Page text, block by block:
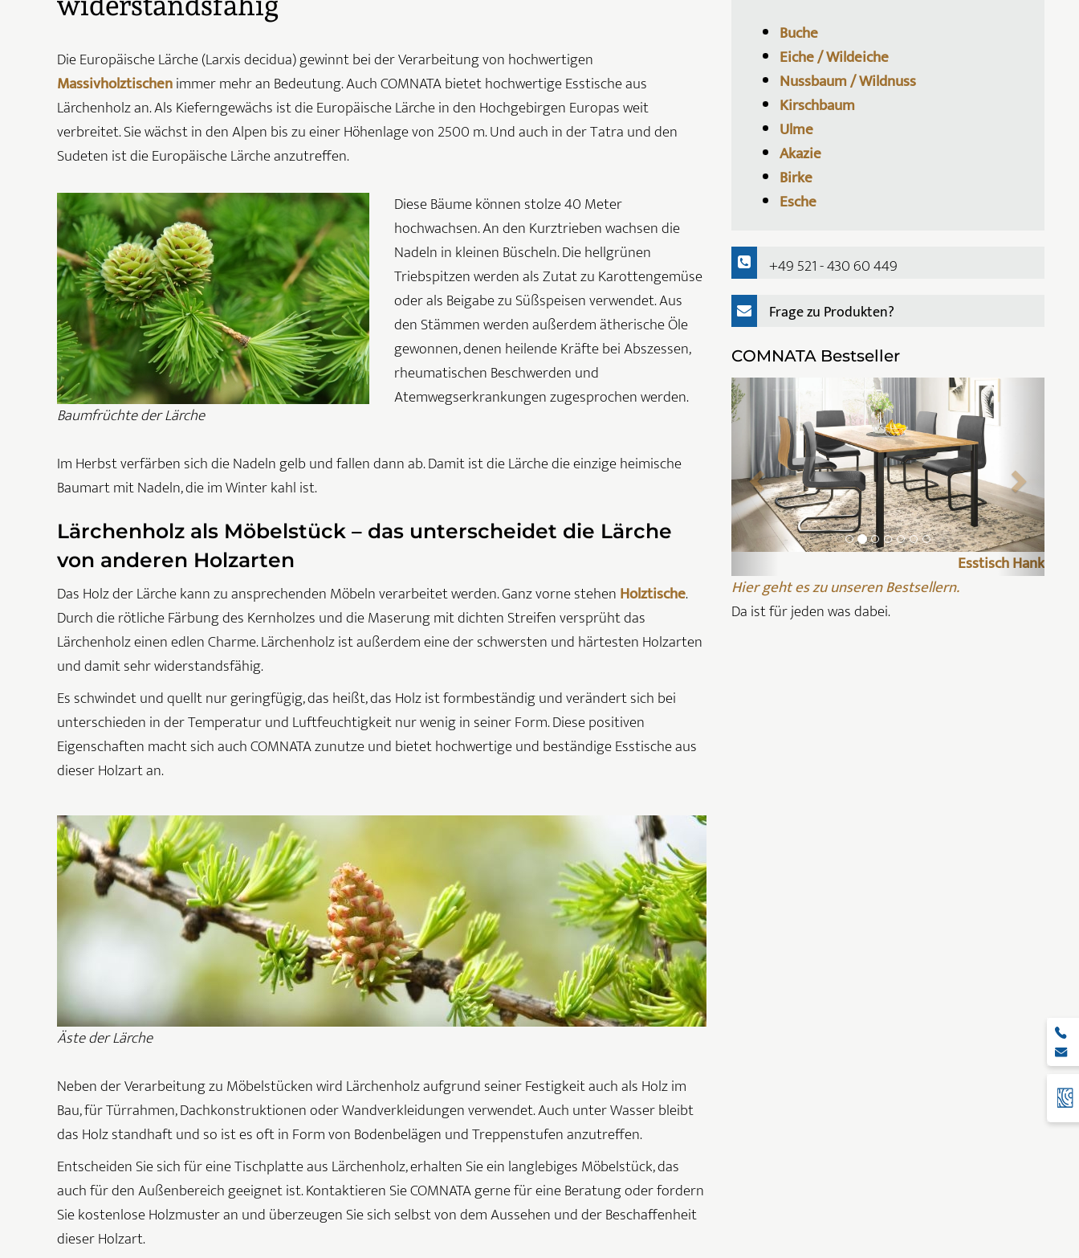
Die Europäische Lärche (Larxis decidua) gewinnt bei der Verarbeitung von hochwertigen
Massivholztischenimmer mehr an Bedeutung. Auch COMNATA bietet hochwertige Esstische aus
Lärchenholz an. Als Kieferngewächs ist die Europäische Lärche in den Hochgebirgen Europas weit
verbreitet. Sie wächst in den Alpen bis zu einer Höhenlage von 2500 m. Und auch in der Tatra und den
Sudeten ist die Europäische Lärche anzutreffen.
Baumfrüchte der Lärche
Diese Bäume können stolze 40 Meter
hochwachsen. An den Kurztrieben wachsen die
Nadeln in kleinen Büscheln. Die hellgrünen
Triebspitzen werden als Zutat zu Karottengemüse
oder als Beigabe zu Süßspeisen verwendet. Aus
den Stämmen werden außerdem ätherische Öle
gewonnen, denen heilende Kräfte bei Abszessen,
rheumatischen Beschwerden und
Atemwegserkrankungen zugesprochen werden.
Im Herbst verfärben sich die Nadeln gelb und fallen dann ab. Damit ist die Lärche die einzige heimische
Baumart mit Nadeln, die im Winter kahl ist.
Lärchenholz als Möbelstück – das unterscheidet die Lärche
von anderen Holzarten
Das Holz der Lärche kann zu ansprechenden Möbeln verarbeitet werden. Ganz vorne stehenHolztische.
Durch die rötliche Färbung des Kernholzes und die Maserung mit dichten Streifen versprüht das
Lärchenholz einen edlen Charme. Lärchenholz ist außerdem eine der schwersten und härtesten Holzarten
und damit sehr widerstandsfähig.
Es schwindet und quellt nur geringfügig, das heißt, das Holz ist formbeständig und verändert sich bei
unterschieden in der Temperatur und Luftfeuchtigkeit nur wenig in seiner Form. Diese positiven
Eigenschaften macht sich auch COMNATA zunutze und bietet hochwertige und beständige Esstische aus
dieser Holzart an.
Äste der Lärche
Neben der Verarbeitung zu Möbelstücken wird Lärchenholz aufgrund seiner Festigkeit auch als Holz im
Bau, für Türrahmen, Dachkonstruktionen oder Wandverkleidungen verwendet. Auch unter Wasser bleibt
das Holz standhaft und so ist es oft in Form von Bodenbelägen und Treppenstufen anzutreffen.
Entscheiden Sie sich für eine Tischplatte aus Lärchenholz, erhalten Sie ein langlebiges Möbelstück, das
auch für den Außenbereich geeignet ist. Kontaktieren Sie COMNATA gerne für eine Beratung oder fordern
Sie kostenlose Holzmuster an und überzeugen Sie sich selbst von dem Aussehen und der Beschaffenheit
dieser Holzart.
Buche
Eiche / Wildeiche
Nussbaum / Wildnuss
Kirschbaum
Ulme
Akazie
Birke
Esche
+49 521 - 430 60 449
Frage zu Produkten?
COMNATA Bestseller
Esstisch Hank
Hier geht es zu unseren Bestsellern.
Da ist für jeden was dabei.